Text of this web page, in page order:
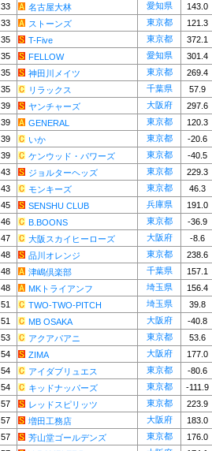
33
名古屋大林 愛知県 143.0
33
ストーンズ 東京都 121.3
35
T-Five 東京都 372.1
35
FELLOW 愛知県 301.4
35
神田川メイツ 東京都 269.4
35
リラックス 千葉県 57.9
39
ヤンチャーズ 大阪府 297.6
39
GENERAL 東京都 120.3
39
いか 東京都 -20.6
39
ケンウッド・パワーズ 東京都 -40.5
43
ジョルターヘッズ 東京都 229.3
43
モンキーズ 東京都 46.3
45
SENSHU CLUB 兵庫県 191.0
46
B.BOONS 東京都 -36.9
47
大阪スカイヒーローズ 大阪府 -8.6
48
品川オレンジ 東京都 238.6
48
津嶋倶楽部 千葉県 157.1
48
MKトライアンフ 埼玉県 156.4
51
TWO-TWO-PITCH 埼玉県 39.8
51
MB OSAKA 大阪府 -40.8
53
アクアパアニ 東京都 53.6
54
ZIMA 大阪府 177.0
54
アイダブリュエス 東京都 -80.6
54
キッドナッパーズ 東京都 -111.9
57
レッドスピリッツ 東京都 223.9
57
増田工務店 大阪府 183.0
57
芳山堂ゴールデンズ 東京都 176.0